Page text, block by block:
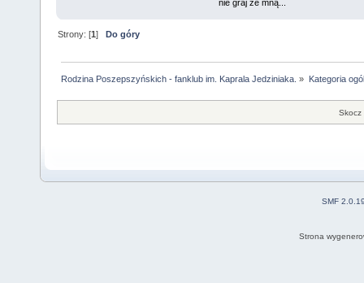
nie graj ze mną...
Strony: [1]Do góry
Rodzina Poszepszyńskich - fanklub im. Kaprala Jedziniaka. » Kategoria
Skocz
SMF
Strona